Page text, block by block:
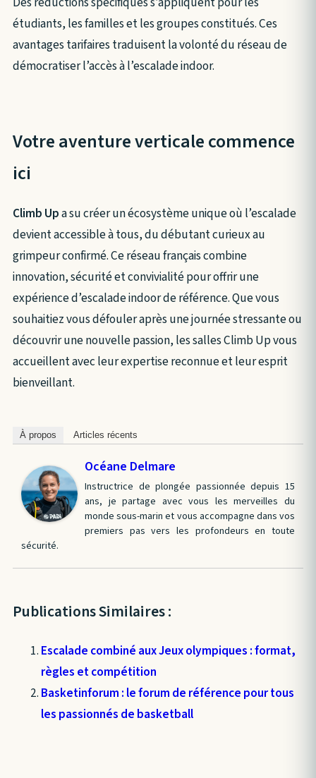
étudiants, les familles et les groupes constitués. Ces
avantages tarifaires traduisent la volonté du réseau de
démocratiser l’accès à l’escalade indoor.
Votre aventure verticale commence
ici
Climb Upa su créer un écosystème unique où l’escalade
devient accessible à tous, du débutant curieux au
grimpeur confirmé. Ce réseau français combine
innovation, sécurité et convivialité pour offrir une
expérience d’escalade indoor de référence. Que vous
souhaitiez vous défouler après une journée stressante ou
découvrir une nouvelle passion, les salles Climb Up vous
accueillent avec leur expertise reconnue et leur esprit
bienveillant.
À propos Articles récents
Océane Delmare
Instructrice de plongée passionnée depuis 15
ans, je partage avec vous les merveilles du
monde sous-marin et vous accompagne dans vos
premiers pas vers les profondeurs en toute
sécurité.
Publications Similaires :
Escalade combiné aux Jeux olympiques : format,
règles et compétition
Basketinforum : le forum de référence pour tous
les passionnés de basketball